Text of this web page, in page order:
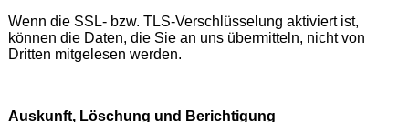
Wenn die SSL- bzw. TLS-Verschlüsselung aktiviert ist,
können die Daten, die Sie an uns übermitteln, nicht von
Dritten mitgelesen werden.
Auskunft, Löschung und Berichtigung